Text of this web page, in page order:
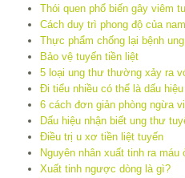
Thói quen phổ biến gây viêm
Cách duy trì phong độ của
Thực phẩm chống lại bệnh
Bảo vệ tuyến tiền liệt
5 loại ung thư thường xảy ra
Đi tiểu nhiều có thể là dấu
6 cách đơn giản phòng ngừa
Dấu hiệu nhận biết ung thư
Điều trị u xơ tiền liệt tuyến
Nguyên nhân xuất tinh ra máu
Xuất tinh ngược dòng là gì?